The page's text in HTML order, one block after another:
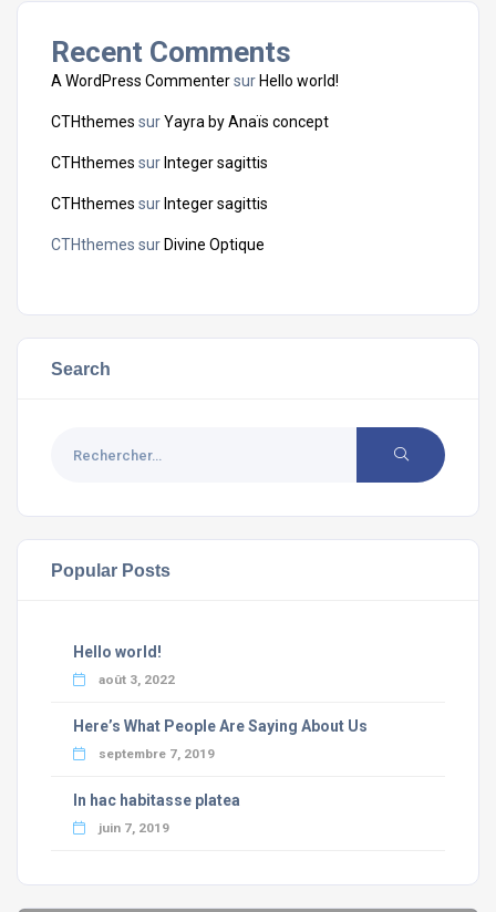
Recent Comments
A WordPress Commentersur Hello world!
CTHthemes surYayra by Anaïs concept
CTHthemes sur Integer sagittis
CTHthemes sur Integer sagittis
CTHthemes sur Divine Optique
Search
Popular Posts
Hello world!
août 3, 2022
Here’s What People Are Saying About Us
septembre 7, 2019
In hac habitasse platea
juin 7, 2019